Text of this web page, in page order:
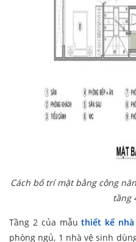
Cách bố trí mặt bằng công
tầng
Tầng 2 của mẫuthiết kế nhà
phòng ngủ, 1 nhà vệ sinh